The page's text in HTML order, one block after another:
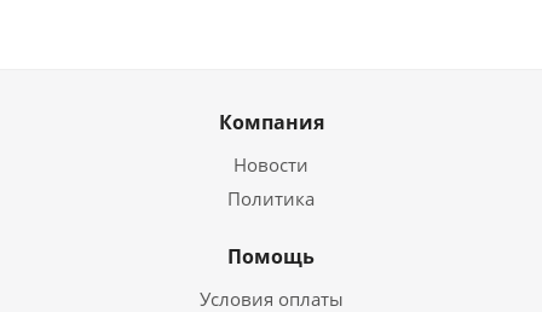
Компания
Новости
Политика
Помощь
Условия оплаты